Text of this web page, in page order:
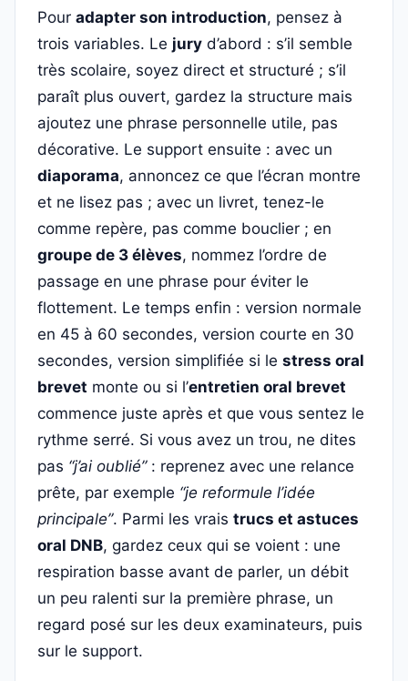
Pour adapter son introduction, pensez à
trois variables. Le jury d’abord : s’il semble
très scolaire, soyez direct et structuré ; s’il
paraît plus ouvert, gardez la structure mais
ajoutez une phrase personnelle utile, pas
décorative. Le support ensuite : avec un
diaporama, annoncez ce que l’écran montre
et ne lisez pas ; avec un livret, tenez-le
comme repère, pas comme bouclier ; en
groupe de 3 élèves, nommez l’ordre de
passage en une phrase pour éviter le
flottement. Le temps enfin : version normale
en 45 à 60 secondes, version courte en 30
secondes, version simplifiée si le stress oral
brevet monte ou si l’entretien oral brevet
commence juste après et que vous sentez le
rythme serré. Si vous avez un trou, ne dites
pas “j’ai oublié”: reprenez avec une relance
prête, par exemple “je reformule l’idée
principale”. Parmi les vrais trucs et astuces
oral DNB, gardez ceux qui se voient : une
respiration basse avant de parler, un débit
un peu ralenti sur la première phrase, un
regard posé sur les deux examinateurs, puis
sur le support.